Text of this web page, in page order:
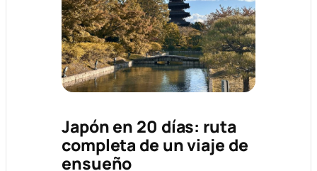
Japón en 20 días: ruta
completa de un viaje de
ensueño